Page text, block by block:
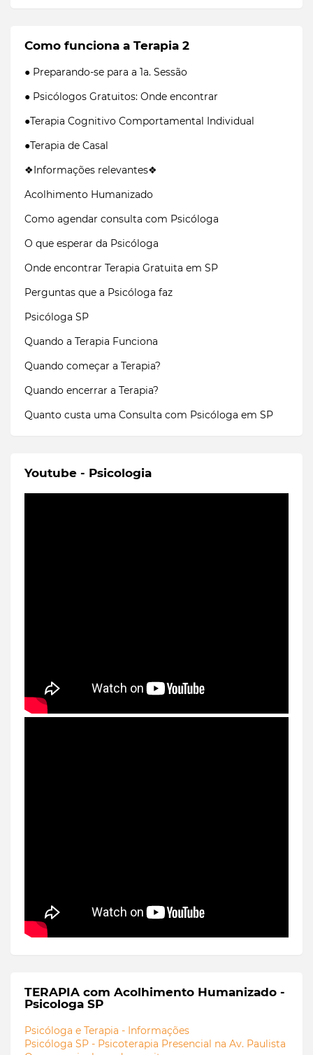
Como funciona a Terapia 2
● Preparando-se para a 1a. Sessão
● Psicólogos Gratuitos: Onde encontrar
●Terapia Cognitivo Comportamental Individual
●Terapia de Casal
❖Informações relevantes❖
Acolhimento Humanizado
Como agendar consulta com Psicóloga
O que esperar da Psicóloga
Onde encontrar Terapia Gratuita em SP
Perguntas que a Psicóloga faz
Psicóloga SP
Quando a Terapia Funciona
Quando começar a Terapia?
Quando encerrar a Terapia?
Quanto custa uma Consulta com Psicóloga em SP
Youtube - Psicologia
TERAPIA com Acolhimento Humanizado -
Psicologa SP
Psicóloga e Terapia - Informações
Psicóloga SP - Psicoterapia Presencial na Av. Paulista